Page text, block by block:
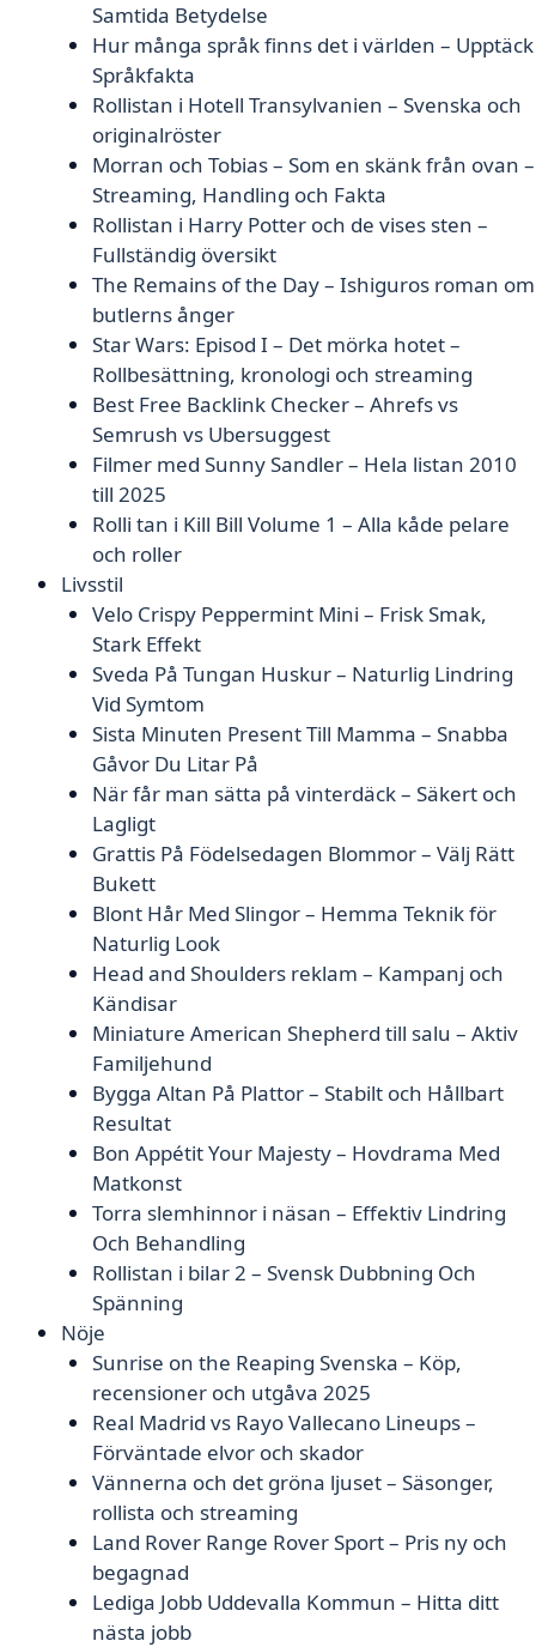
Samtida Betydelse
Hur många språk finns det i världen – Upptäck
Språkfakta
Rollistan i Hotell Transylvanien – Svenska och
originalröster
Morran och Tobias – Som en skänk från ovan –
Streaming, Handling och Fakta
Rollistan i Harry Potter och de vises sten –
Fullständig översikt
The Remains of the Day – Ishiguros roman om
butlerns ånger
Star Wars: Episod I – Det mörka hotet –
Rollbesättning, kronologi och streaming
Best Free Backlink Checker – Ahrefs vs
Semrush vs Ubersuggest
Filmer med Sunny Sandler – Hela listan 2010
till 2025
Rolli tan i Kill Bill Volume 1 – Alla kåde pelare
och roller
Livsstil
Velo Crispy Peppermint Mini – Frisk Smak,
Stark Effekt
Sveda På Tungan Huskur – Naturlig Lindring
Vid Symtom
Sista Minuten Present Till Mamma – Snabba
Gåvor Du Litar På
När får man sätta på vinterdäck – Säkert och
Lagligt
Grattis På Födelsedagen Blommor – Välj Rätt
Bukett
Blont Hår Med Slingor – Hemma Teknik för
Naturlig Look
Head and Shoulders reklam – Kampanj och
Kändisar
Miniature American Shepherd till salu – Aktiv
Familjehund
Bygga Altan På Plattor – Stabilt och Hållbart
Resultat
Bon Appétit Your Majesty – Hovdrama Med
Matkonst
Torra slemhinnor i näsan – Effektiv Lindring
Och Behandling
Rollistan i bilar 2 – Svensk Dubbning Och
Spänning
Nöje
Sunrise on the Reaping Svenska – Köp,
recensioner och utgåva 2025
Real Madrid vs Rayo Vallecano Lineups –
Förväntade elvor och skador
Vännerna och det gröna ljuset – Säsonger,
rollista och streaming
Land Rover Range Rover Sport – Pris ny och
begagnad
Lediga Jobb Uddevalla Kommun – Hitta ditt
nästa jobb